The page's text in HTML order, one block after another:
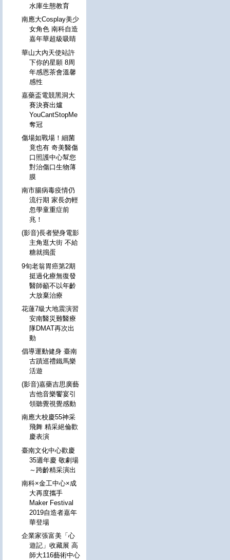
水庫生態教育
南應大Cosplay美少
女角色 南科自造
嘉年華超級吸睛
華山大內天使站許
下你的星願 8周
年感恩茶會溫馨
感性
嘉藥盃電競黑洞大
賽決賽出爐
YouCantStopMe
奪冠
傷場如戰場！細菌
竟也有 奇美醫傷
口照護中心幫您
對治傷口生物薄
膜
南市腸病毒疫情仍
流行期 家長勿輕
忽學童重症前
兆！
(影音)長者變身電影
主角逛大街 不給
糖就搗蛋
9旬老翁胃癌第2期
挺過化療無復發
醫師籲不以年齡
大放棄治療
花蓮7級大地震演習
安南醫災難醫療
隊DMAT再次出
動
倡導運動健身 臺南
古蹟巡禮鐵馬樂
活遊
(影音)嘉藥吉思廣藝
吉他音樂饗宴引
領聽覺視覺感動
南應大校慶55神采
飛舞 精采絕倫歡
慶表演
臺南文化中心歡慶
35週年慶 敬劇場
～跨齡精采演出
南科×金工中心×成
大再度攜手
Maker Festival
2019自造者嘉年
華登場
企業家張富美「心
遊記」收藏展 高
師大116藝術中心